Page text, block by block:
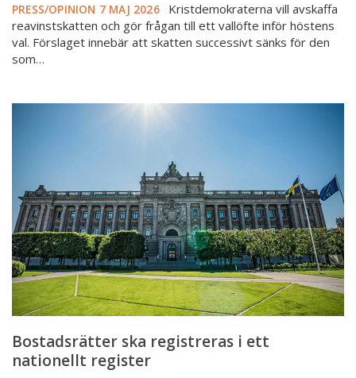
PRESS/OPINION 7 MAJ 2026
Kristdemokraterna vill avskaffa
reavinstskatten och gör frågan till ett vallöfte inför höstens
val. Förslaget innebär att skatten successivt sänks för den
som…
Bostadsrätter
nationellt
register
Bostadsrätter ska registreras i ett
nationellt register